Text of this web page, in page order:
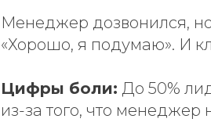
Менеджер дозвонился,
«Хорошо, я подумаю». И
Цифры боли: До 50%
из-за того, что менеджер